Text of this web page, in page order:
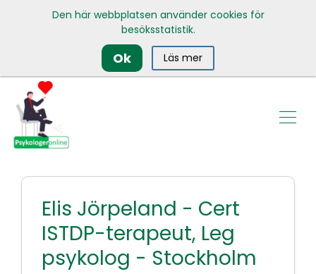
Den här webbplatsen använder cookies för
besöksstatistik.
Ok Läs mer
Elis Jörpeland - Cert
ISTDP-terapeut, Leg
psykolog - Stockholm